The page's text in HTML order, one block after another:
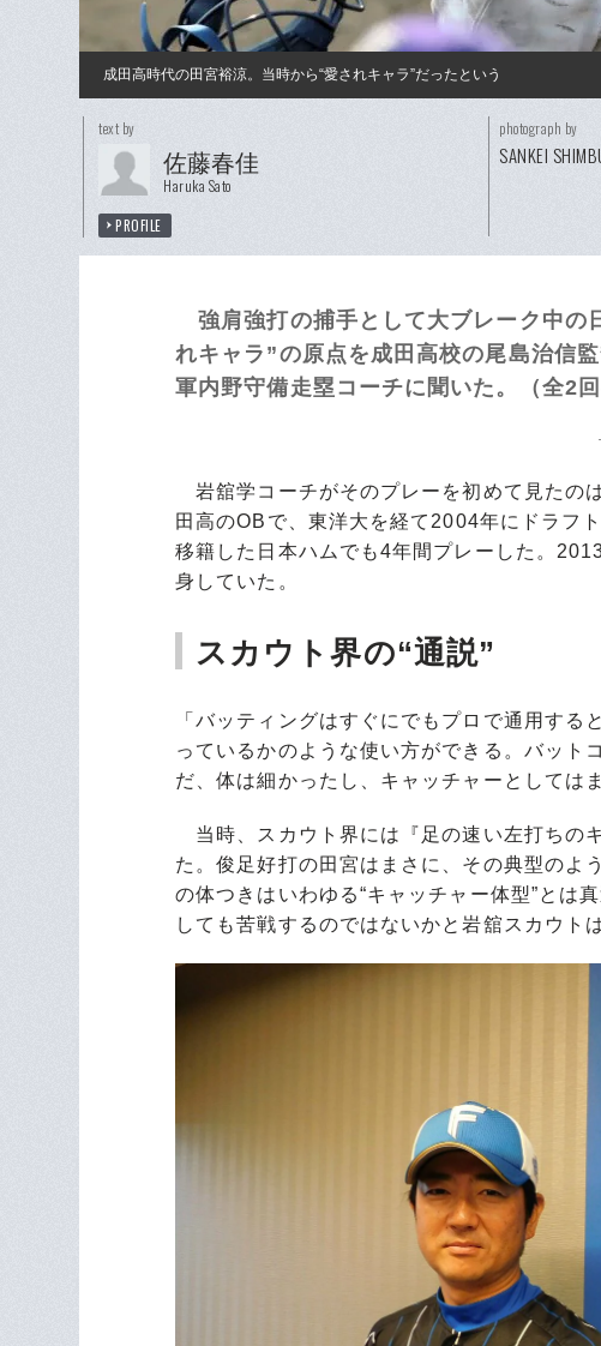
成田高時代の田宮裕涼。当時から“愛されキャラ”だったという
text by
佐藤春佳
Haruka Sato
PROFILE
photograph by
SANKEI
強肩強打の捕手として大ブレーク中の
れキャラ”の原点を成田高校の尾島治信
軍内野守備走塁コーチに聞いた。（全2
岩舘学コーチがそのプレーを初めて見たの
田高のOBで、東洋大を経て2004年にドラフ
移籍した日本ハムでも4年間プレーした。
身していた。
スカウト界の“通説”
「バッティングはすぐにでもプロで通用す
っているかのような使い方ができる。バット
だ、体は細かったし、キャッチャーとしては
当時、スカウト界には『足の速い左打ちの
た。俊足好打の田宮はまさに、その典型のよ
の体つきはいわゆる“キャッチャー体型”とは
しても苦戦するのではないかと岩舘スカウト